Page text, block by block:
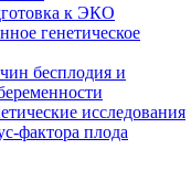
к ЭКО
генетическое
бесплодия и
исследования
фактора плода